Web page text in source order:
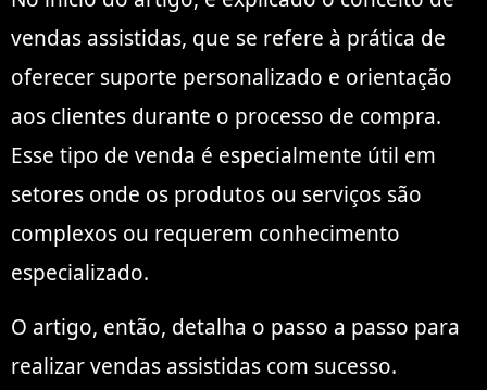
vendas assistidas, que se refere à prática de
oferecer suporte personalizado e orientação
aos clientes durante o processo de compra.
Esse tipo de venda é especialmente útil em
setores onde os produtos ou serviços são
complexos ou requerem conhecimento
especializado.
O artigo, então, detalha o passo a passo para
realizar vendas assistidas com sucesso.